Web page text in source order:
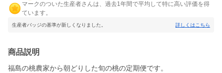
マークのついた生産者さんは、過去1年間で平均して特に高い評価を得
ています。
生産者バッジの基準が新しくなりました。 詳しくはこちら
商品説明
福島の桃農家から朝どりした旬の桃の定期便です。